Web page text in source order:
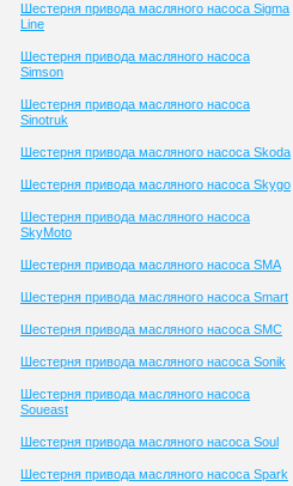
Шестерня привода масляного насоса Sigma
Line
Шестерня привода масляного насоса
Simson
Шестерня привода масляного насоса
Sinotruk
Шестерня привода масляного насоса Skoda
Шестерня привода масляного насоса Skygo
Шестерня привода масляного насоса
SkyMoto
Шестерня привода масляного насоса SMA
Шестерня привода масляного насоса Smart
Шестерня привода масляного насоса SMC
Шестерня привода масляного насоса Sonik
Шестерня привода масляного насоса
Soueast
Шестерня привода масляного насоса Soul
Шестерня привода масляного насоса Spark